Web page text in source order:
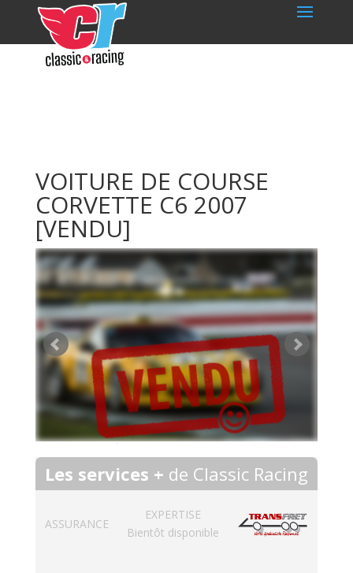
VOITURE DE COURSE
CORVETTE C6 2007
[VENDU]
Les services + de Classic Racing
ASSURANCE
EXPERTISE
Bientôt disponible